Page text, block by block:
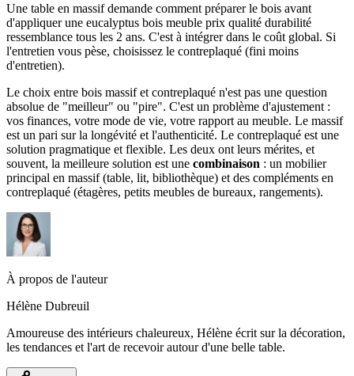
Une table en massif demande comment préparer le bois avant
d'appliquer une eucalyptus bois meuble prix qualité durabilité
ressemblance tous les 2 ans. C'est à intégrer dans le coût global. Si
l'entretien vous pèse, choisissez le contreplaqué (fini moins
d'entretien).
Le choix entre bois massif et contreplaqué n'est pas une question
absolue de "meilleur" ou "pire". C'est un problème d'ajustement :
vos finances, votre mode de vie, votre rapport au meuble. Le massif
est un pari sur la longévité et l'authenticité. Le contreplaqué est une
solution pragmatique et flexible. Les deux ont leurs mérites, et
souvent, la meilleure solution est une combinaison : un mobilier
principal en massif (table, lit, bibliothèque) et des compléments en
contreplaqué (étagères, petits meubles de bureaux, rangements).
À propos de l'auteur
Hélène Dubreuil
Amoureuse des intérieurs chaleureux, Hélène écrit sur la décoration,
les tendances et l'art de recevoir autour d'une belle table.